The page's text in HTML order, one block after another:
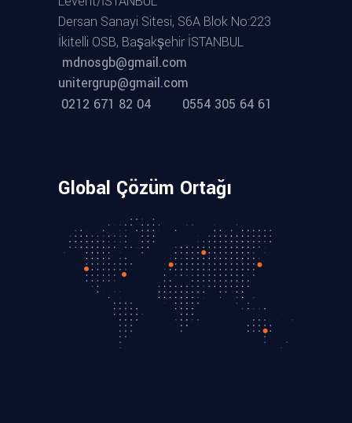
Dersan Sanayi Sitesi, S6A Blok No:223
İkitelli OSB, Başakşehir İSTANBUL
mdnosgb@gmail.com
unitergrup@gmail.com
0212 671 82 04 0554 305 64 61
Global Çözüm Ortağı